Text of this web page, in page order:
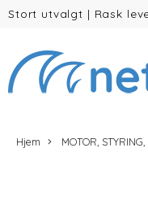
Stort utvalgt | Rask
Hjem MOTOR,